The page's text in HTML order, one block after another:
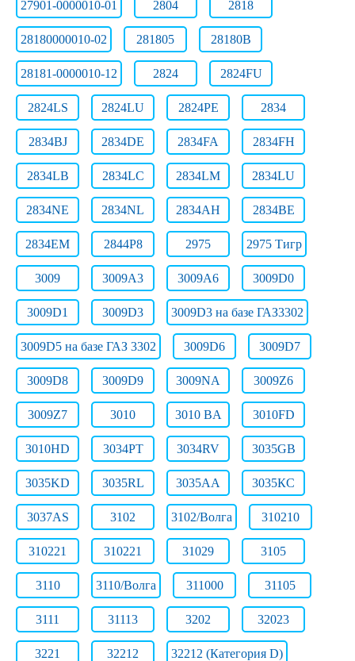
27901-0000010-01 2804 2818
28180000010-02 281805 28180В
28181-0000010-12 2824 2824FU
2824LS 2824LU 2824РЕ 2834
2834BJ 2834DE 2834FA 2834FH
2834LB 2834LC 2834LM 2834LU
2834NE 2834NL 2834АН 2834ВЕ
2834ЕМ 2844Р8 2975 2975 Тигр
3009 3009A3 3009A6 3009D0
3009D1 3009D3 3009D3 на базе ГАЗ3302
3009D5 на базе ГАЗ 3302 3009D6 3009D7
3009D8 3009D9 3009NA 3009Z6
3009Z7 3010 3010 BA 3010FD
3010HD 3034PT 3034RV 3035GB
3035KD 3035RL 3035АА 3035КС
3037AS 3102 3102/Волга 310210
310221 310221 31029 3105
3110 3110/Волга 311000 31105
3111 31113 3202 32023
3221 32212 32212 (Категория D)